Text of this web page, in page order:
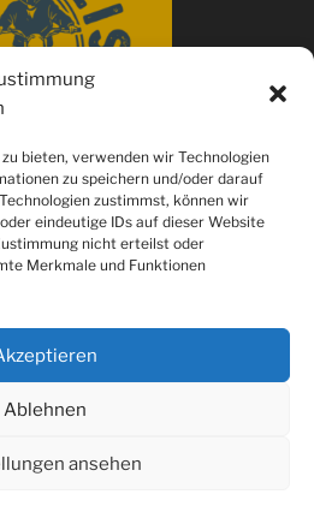
bieten, verwenden wir Technologien
zu speichern und/oder darauf
zustimmst, können wir
eindeutige IDs auf dieser Website
nicht erteilst oder
Merkmale und Funktionen
Ablehnen
ansehen